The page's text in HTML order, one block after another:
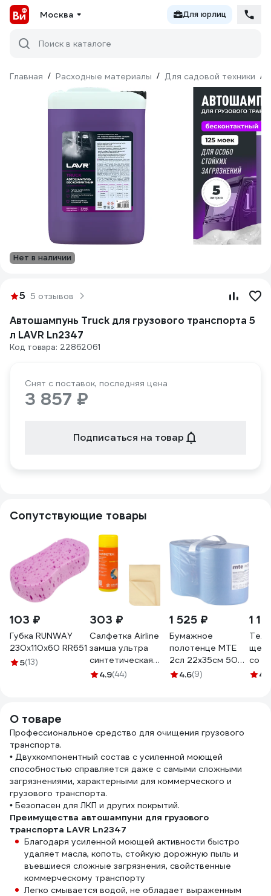
Москва Для юрлиц
Поиск в каталоге
Главная / Расходные материалы / Для садовой техники /
Нет в наличии
5 5 отзывов
Автошампунь Truck для грузового транспорта 5
л LAVR Ln2347
Код товара: 22862061
Снят с поставок, последняя цена
3 857 ₽
Подписаться на товар
Сопутствующие товары
103 ₽
Губка RUNWAY
230х110х60 RR651
5(13)
303 ₽
Салфетка Airline
замша ультра
синтетическая
ULTRA CHAMOIS в
4.9(44)
1 525 ₽
Бумажное
полотенце MTE
2сл 22x35см 500л
синее
4.6(9)
1
со
944.6
О товаре
Профессиональное средство для очищения грузового
транспорта.
• Двухкомпонентный состав с усиленной моющей
способностью справляется даже с самыми сложными
загрязнениями, характерными для коммерческого и
грузового транспорта.
• Безопасен для ЛКП и других покрытий.
Преимущества автошампуни для грузового
транспорта LAVR Ln2347
Благодаря усиленной моющей активности быстро
удаляет масла, копоть, стойкую дорожную пыль и
въевшиеся сложные загрязнения, свойственные
коммерческому транспорту
Легко смывается водой, не обладает выраженным